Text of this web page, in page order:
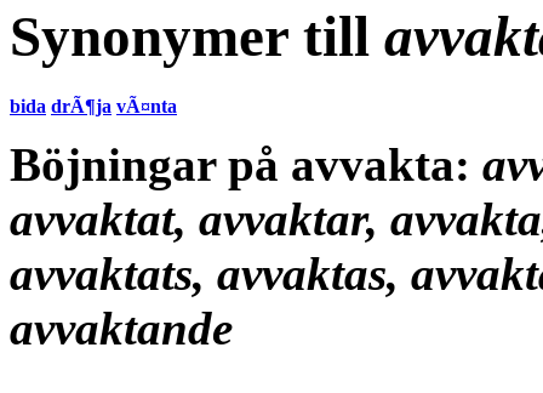
Synonymer till
bida drÃ¶ja vÃ¤nta
Böjningar på avvakta:
avvaktat, avvaktar,
avvaktats, avvaktas,
avvaktande